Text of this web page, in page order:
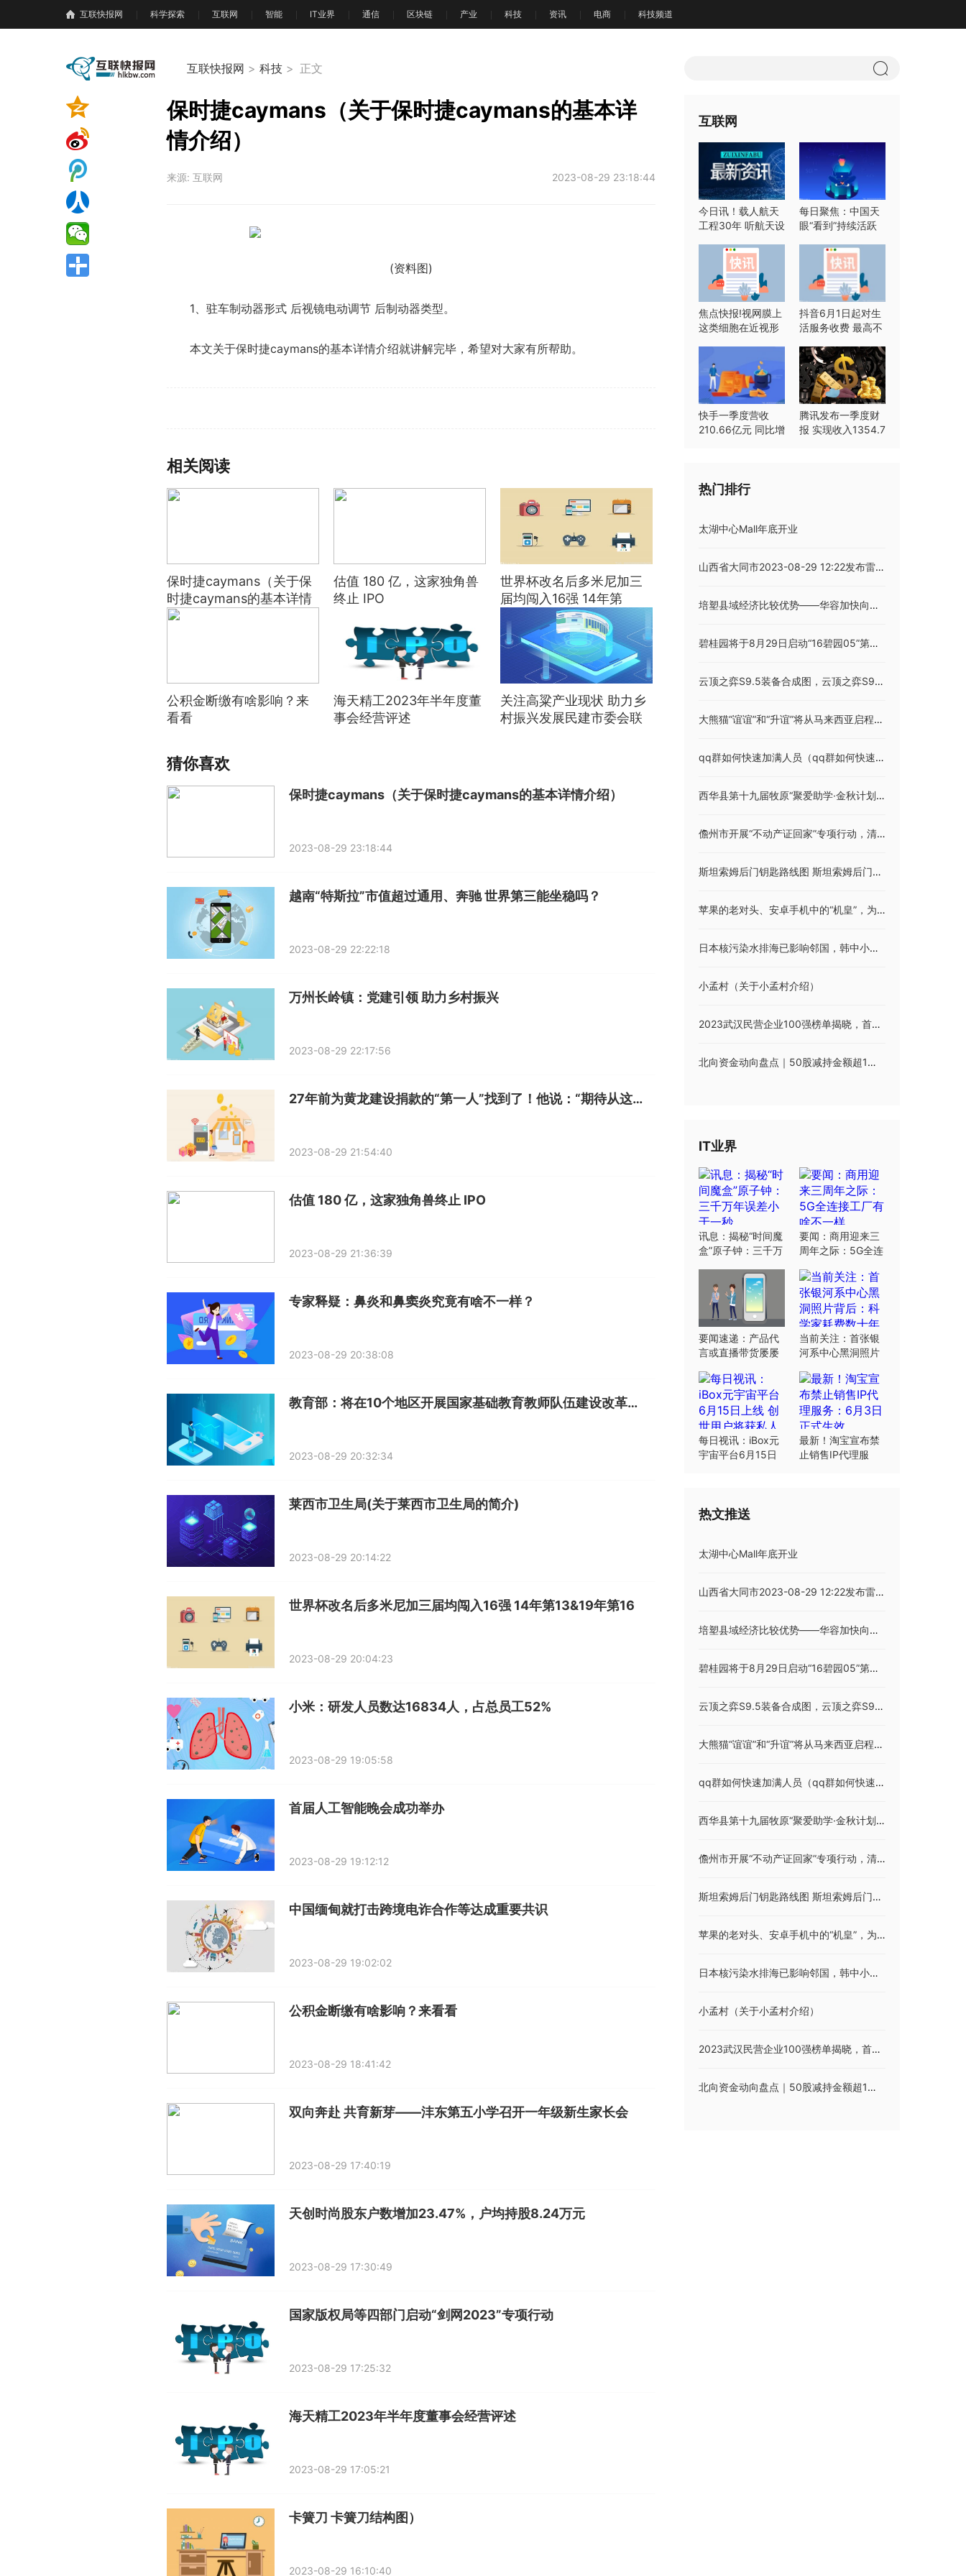
互联快报网 科学探索 互联网 智能 IT业界 通信 区块链 产业 科技 资讯 电商 科技频道
互联快报网 > 科技> 正文
保时捷caymans（关于保时捷caymans的基本详
情介绍）
来源: 互联网 2023-08-29 23:18:44
(资料图)
1、驻车制动器形式 后视镜电动调节 后制动器类型。
本文关于保时捷caymans的基本详情介绍就讲解完毕，希望对大家有所帮助。
相关阅读
保时捷caymans（关于保
时捷caymans的基本详情
介绍）
估值 180 亿，这家独角兽
终止 IPO
世界杯改名后多米尼加三
届均闯入16强 14年第
13&19年第16
公积金断缴有啥影响？来
看看
海天精工2023年半年度董
事会经营评述
关注高粱产业现状 助力乡
村振兴发展民建市委会联
猜你喜欢
保时捷caymans（关于保时捷caymans的基本详情介绍）
2023-08-29 23:18:44
越南“特斯拉”市值超过通用、奔驰 世界第三能坐稳吗？
2023-08-29 22:22:18
万州长岭镇：党建引领 助力乡村振兴
2023-08-29 22:17:56
27年前为黄龙建设捐款的“第一人”找到了！他说：“期待从这里走出更多的浙江籍冠军！”
2023-08-29 21:54:40
估值 180 亿，这家独角兽终止 IPO
2023-08-29 21:36:39
专家释疑：鼻炎和鼻窦炎究竟有啥不一样？
2023-08-29 20:38:08
教育部：将在10个地区开展国家基础教育教师队伍建设改革试点
2023-08-29 20:32:34
莱西市卫生局(关于莱西市卫生局的简介)
2023-08-29 20:14:22
世界杯改名后多米尼加三届均闯入16强 14年第13&19年第16
2023-08-29 20:04:23
小米：研发人员数达16834人，占总员工52%
2023-08-29 19:05:58
首届人工智能晚会成功举办
2023-08-29 19:12:12
中国缅甸就打击跨境电诈合作等达成重要共识
2023-08-29 19:02:02
公积金断缴有啥影响？来看看
2023-08-29 18:41:42
双向奔赴 共育新芽——沣东第五小学召开一年级新生家长会
2023-08-29 17:40:19
天创时尚股东户数增加23.47%，户均持股8.24万元
2023-08-29 17:30:49
国家版权局等四部门启动“剑网2023”专项行动
2023-08-29 17:25:32
海天精工2023年半年度董事会经营评述
2023-08-29 17:05:21
卡簧刀 卡簧刀结构图）
2023-08-29 16:10:40
互联网
今日讯！载人航天
工程30年 听航天设
每日聚焦：中国天
眼“看到”持续活跃
焦点快报!视网膜上
这类细胞在近视形
抖音6月1日起对生
活服务收费 最高不
快手一季度营收
210.66亿元 同比增
腾讯发布一季度财
报 实现收入1354.7
热门排行
太湖中心Mall年底开业
山西省大同市2023-08-29 12:22发布雷暴大风蓝色预警
培塑县域经济比较优势——华容加快向现代工业强县转型
碧桂园将于8月29日启动“16碧园05”第二次债券持有人会议
云顶之弈S9.5装备合成图，云顶之弈S9.5装备合成表最新
大熊猫“谊谊”和“升谊”将从马来西亚启程回国
qq群如何快速加满人员（qq群如何快速加满人）
西华县第十九届牧原“聚爱助学·金秋计划”奖学金发放
儋州市开展“不动产证回家”专项行动，清退约5000本不动产证书
斯坦索姆后门钥匙路线图 斯坦索姆后门钥匙
苹果的老对头、安卓手机中的“机皇”，为什么在国内卖不出去呢？
日本核污染水排海已影响邻国，韩中小学食堂禁止使用日产海鲜
小孟村（关于小孟村介绍）
2023武汉民营企业100强榜单揭晓，首次发布“科技创新50强”
北向资金动向盘点｜50股减持金额超1亿元
IT业界
讯息：揭秘“时间魔
盒”原子钟：三千万
要闻：商用迎来三
周年之际：5G全连
要闻速递：产品代
言或直播带货屡屡
弦明星要绷紧
当前关注：首张银
河系中心黑洞照片
数十年研究
每日视讯：iBox元
宇宙平台6月15日
最新！淘宝宣布禁
止销售IP代理服
热文推送
太湖中心Mall年底开业
山西省大同市2023-08-29 12:22发布雷暴大风蓝色预警
培塑县域经济比较优势——华容加快向现代工业强县转型
碧桂园将于8月29日启动“16碧园05”第二次债券持有人会议
云顶之弈S9.5装备合成图，云顶之弈S9.5装备合成表最新
大熊猫“谊谊”和“升谊”将从马来西亚启程回国
qq群如何快速加满人员（qq群如何快速加满人）
西华县第十九届牧原“聚爱助学·金秋计划”奖学金发放
儋州市开展“不动产证回家”专项行动，清退约5000本不动产证书
斯坦索姆后门钥匙路线图 斯坦索姆后门钥匙
苹果的老对头、安卓手机中的“机皇”，为什么在国内卖不出去呢？
日本核污染水排海已影响邻国，韩中小学食堂禁止使用日产海鲜
小孟村（关于小孟村介绍）
2023武汉民营企业100强榜单揭晓，首次发布“科技创新50强”
北向资金动向盘点｜50股减持金额超1亿元